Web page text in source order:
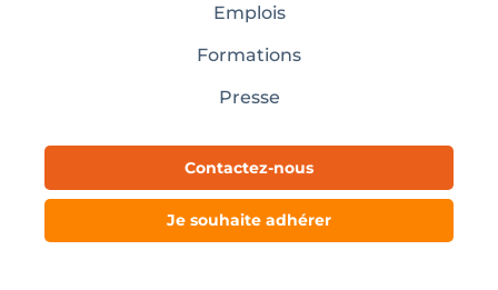
Emplois
Formations
Presse
Contactez-nous
Je souhaite adhérer